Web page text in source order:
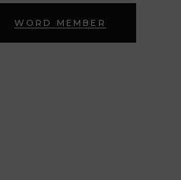
WORD MEMBER